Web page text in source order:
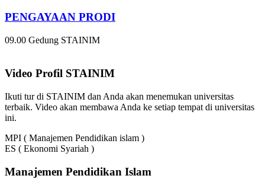
PENGAYAAN PRODI
09.00 Gedung STAINIM
Video Profil STAINIM
Ikuti tur di STAINIM dan Anda akan menemukan universitas
terbaik. Video akan membawa Anda ke setiap tempat di universitas
ini.
MPI ( Manajemen Pendidikan islam )
ES ( Ekonomi Syariah )
Manajemen Pendidikan Islam